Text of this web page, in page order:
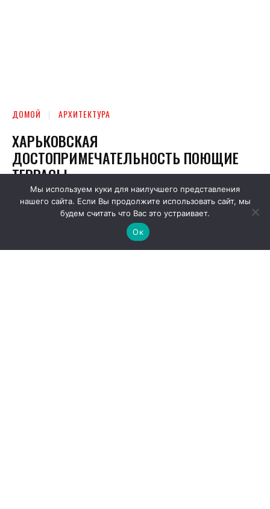
Мы используем куки для наилучшего представления
нашего сайта. Если Вы продолжите использовать сайт, мы
будем считать что Вас это устраивает.
Ок